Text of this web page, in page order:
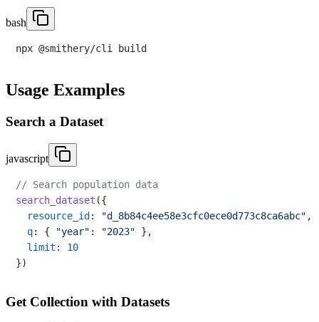
bash
Usage Examples
Search a Dataset
javascript
// Search population data
search_dataset ({
resource_id : "d_8b84c4ee58e3cfc0ece0d773c8ca6abc" ,
q: { "year" : "2023" },
limit : 10
Get Collection with Datasets